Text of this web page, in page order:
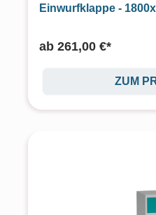
Einwurfklappe -
ab 261,00 €*
ZUM